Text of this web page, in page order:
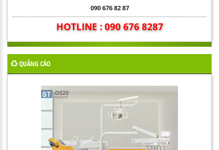
090 676 82 87
HOTLINE : 090 676 8287
QUẢNG CÁO